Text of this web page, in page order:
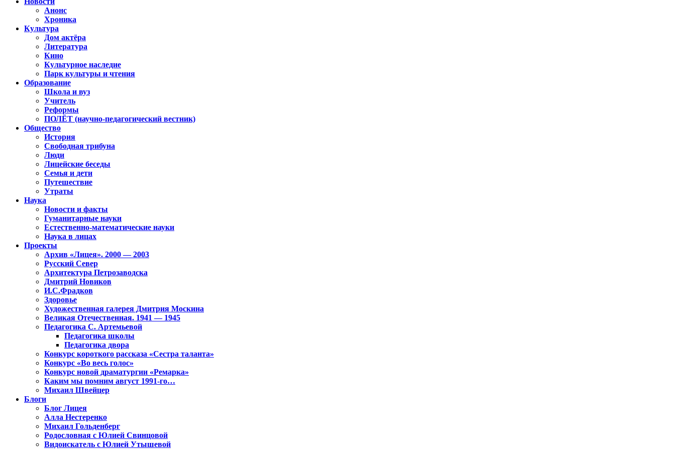
Анонс
Хроника
Культура
Дом актёра
Литература
Кино
Культурное наследие
Парк культуры и чтения
Образование
Школа и вуз
Учитель
Реформы
ПОЛЁТ (научно-педагогический вестник)
Общество
История
Свободная трибуна
Люди
Лицейские беседы
Семья и дети
Путешествие
Утраты
Наука
Новости и факты
Гуманитарные науки
Естественно-математические науки
Наука в лицах
Проекты
Архив «Лицея». 2000 — 2003
Русский Север
Архитектура Петрозаводска
Дмитрий Новиков
И.С.Фрадков
Здоровье
Художественная галерея Дмитрия Москина
Великая Отечественная. 1941 — 1945
Педагогика С. Артемьевой
Педагогика школы
Педагогика двора
Конкурс короткого рассказа «Сестра таланта»
Конкурс «Во весь голос»
Конкурс новой драматургии «Ремарка»
Каким мы помним август 1991-го…
Михаил Швейцер
Блоги
Блог Лицея
Алла Нестеренко
Михаил Гольденберг
Родословная с Юлией Свинцовой
Видоискатель с Юлией Утышевой